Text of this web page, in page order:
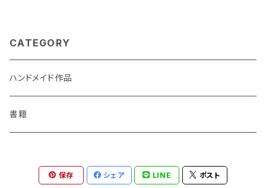
CATEGORY
ハンドメイド作品
書籍
保存 シェア LINE ポスト